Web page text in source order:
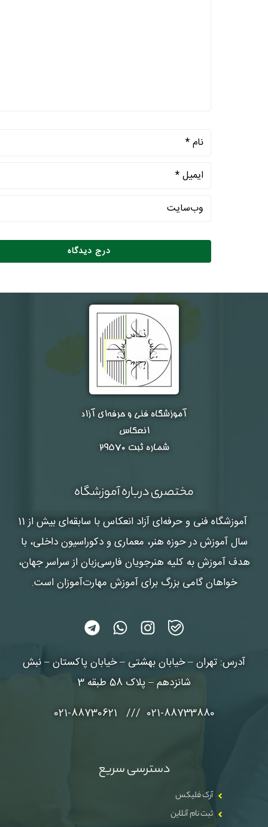
آموزشگاه فنی و حرفه‌ای آزاد
انعکاس
شماره ثبت ۲۹۵۷۰
مختصری درباره آموزشگاه
آموزشگاه فنی و حرفه‌ای آزاد انعکاس
با سابقه‌ای بیش از 11
سال آموزش در حوزه هنر، معماری و دکوراسیون داخلی، با
هدف آموزش به کلیه هنرجویان فارسی‌زبان از سراسر جهان،
خواهان گامی بزرگ برای آموزش مهارت‌آموزان است.
آدرس: تهران – خیابان بهشتی – خیابان پاکستان – نبش
شانزدهم – پلاک 58 طبقه 3
021-88733880 /// 021-88730621
دسترسی سریع
آرک فلیکس
ثبت نام آنلاین